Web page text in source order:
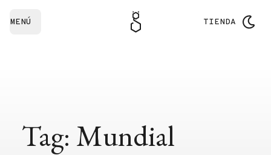
MENÚ TIENDA
Tag: Mundial